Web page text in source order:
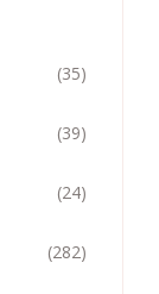
(35)
(39)
(24)
(282)